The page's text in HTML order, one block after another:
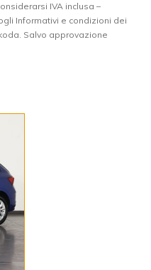
IVA inclusa –
Informativi e condizioni dei
Salvo approvazione